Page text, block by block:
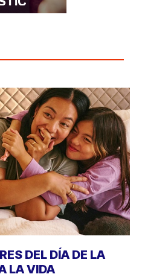
DEL DÍA DE LA
LA VIDA